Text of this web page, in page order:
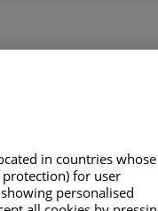
in countries whose
for user
personalised